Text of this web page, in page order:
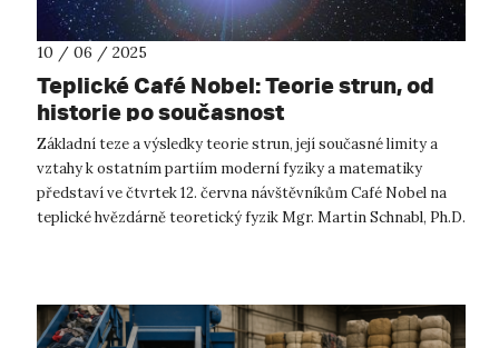
10 / 06 / 2025
Teplické Café Nobel: Teorie strun, od
historie po současnost
Základní teze a výsledky teorie strun, její současné limity a
vztahy k ostatním partiím moderní fyziky a matematiky
představí ve čtvrtek 12. června návštěvníkům Café Nobel na
teplické hvězdárně teoretický fyzik Mgr. Martin Schnabl, Ph.D.